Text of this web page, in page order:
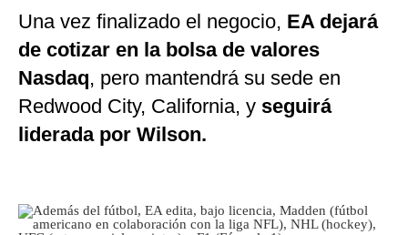
Una vez finalizado el negocio, EA dejará
de cotizar en la bolsa de valores
Nasdaq, pero mantendrá su sede en
Redwood City, California, y seguirá
liderada por Wilson.